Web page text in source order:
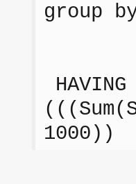
group
,
,
HAVING
1000))